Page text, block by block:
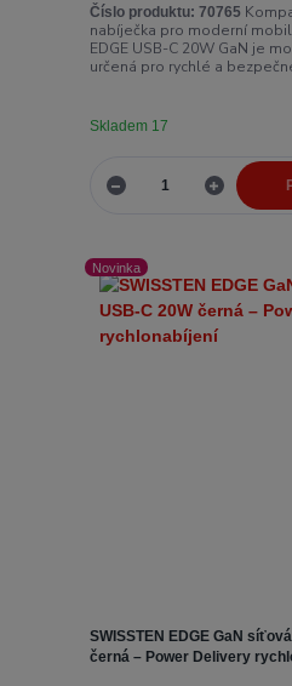
Číslo produktu: 70765
nabíječka pro moderní
EDGE USB-C 20W GaN je
určená pro rychlé a
Skladem 17
Novinka
SWISSTEN EDGE GaN
černá – Power Delivery